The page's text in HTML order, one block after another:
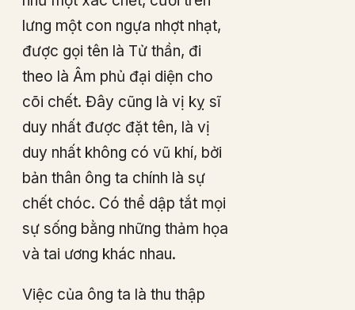
lưng một con ngựa nhợt nhạt,
được gọi tên là Tử thần, đi
theo là Âm phủ đại diện cho
cõi chết. Đây cũng là vị kỵ sĩ
duy nhất được đặt tên, là vị
duy nhất không có vũ khí, bởi
bản thân ông ta chính là sự
chết chóc. Có thể dập tắt mọi
sự sống bằng những thảm họa
và tai ương khác nhau.
Việc của ông ta là thu thập